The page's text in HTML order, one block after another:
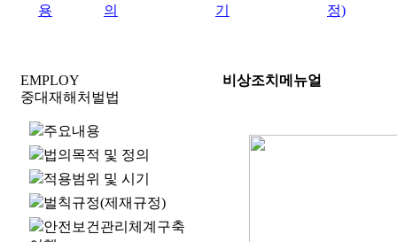
용
의
기
정)
EMPLOY
중대재해처벌법
주요내용
법의목적 및 정의
적용범위 및 시기
벌칙규정(제재규정)
안전보건관리체계구축
비상조치메뉴얼